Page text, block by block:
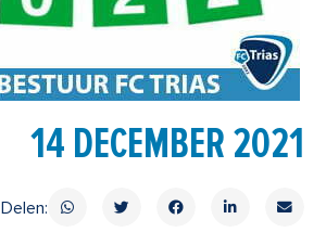
14 DECEMBER 2021
Delen: